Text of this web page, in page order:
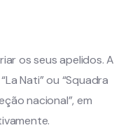
os seus apelidos. A
Nati” ou “Squadra
nacional”, em